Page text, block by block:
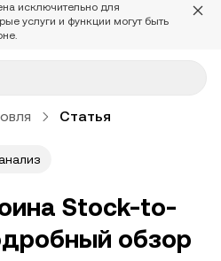
исключительно для
услуги и функции могут быть
Статья
Stock-to-
обзор